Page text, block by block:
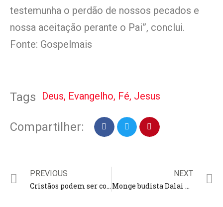
testemunha o perdão de nossos pecados e
nossa aceitação perante o Pai”, conclui.
Fonte: Gospelmais
Tags Deus, Evangelho, Fé, Jesus
Compartilher:
PREVIOUS
Cristãos podem ser condenados por vender Bíblias “de forma ilegal” na China
NEXT
Monge budista Dalai Lama beija a boca de menino e pede ‘chupe’ na língua